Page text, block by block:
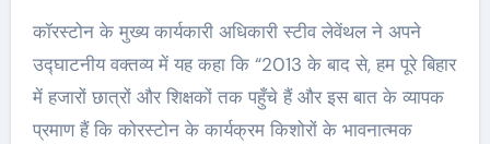
कॉरस्टोन के मुख्य कार्यकारी अधिकारी स्टीव लेवेंथल ने अपने
उद्घाटनीय वक्तव्य में यह कहा कि “2013 के बाद से, हम पूरे बिहार
में हजारों छात्रों और शिक्षकों तक पहुँचे हैं और इस बात के व्यापक
प्रमाण हैं कि कोरस्टोन के कार्यक्रम किशोरों के भावनात्मक